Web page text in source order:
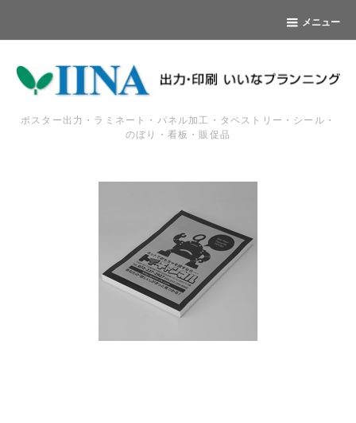
メニュー
ポスター出力・ラミネート・パネル加工・タペストリー・シール・
のぼり・看板・販促品